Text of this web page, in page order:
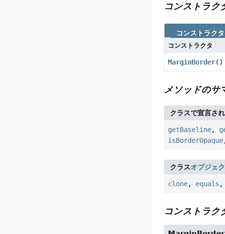
コンストラク
コンストラクタ
コンストラクタ
MarginBorder()
メソッドのサ
クラスで宣言さ
getBaseline,
isBorderOpaque
クラスオブジェ
clone, equals ,
コンストラク